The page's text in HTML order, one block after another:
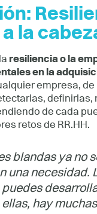
la
resiliencia o la
en la
empresa, de
definirlas,
de cada
retos de RR.HH.
blandas ya no
una necesidad.
hay